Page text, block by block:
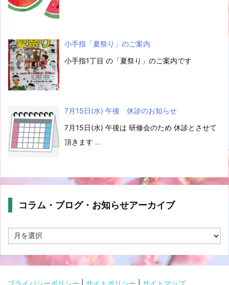
小手指「夏祭り」のご案内
小手指1丁目 の「夏祭り」のご案内です
7月15日(水) 午後 休診のお知らせ
7月15日(水) 午後は 研修会のため 休診とさせて
頂きます …
コラム・ブログ・お知らせアーカイブ
ラ
グ・
プライバシーポリシー サイトポリシー サイトマップ